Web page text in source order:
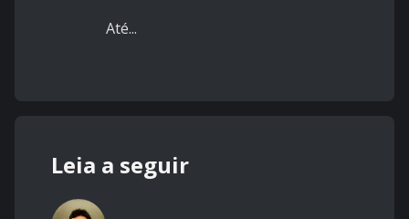
Até...
Leia a seguir